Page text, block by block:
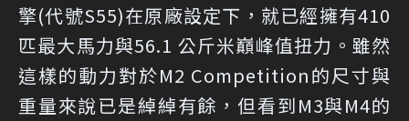
擎(代號S55)在原廠設定下，就已經擁有410
匹最大馬力與56.1 公斤米巔峰值扭力。雖然
這樣的動力對於M2 Competition的尺寸與
重量來說已是綽綽有餘，但看到M3與M4的